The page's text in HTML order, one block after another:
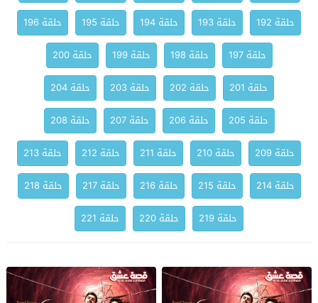
حلقة 192
حلقة 193 حلقة 194 حلقة 195
حلقة 196
حلقة 197
حلقة 198 حلقة 199
حلقة 200
حلقة 201
حلقة 202 حلقة 203
حلقة 204
حلقة 205
حلقة 206 حلقة 207
حلقة 208
حلقة 209
حلقة 210 حلقة 211 حلقة 212
حلقة 213
حلقة 214
حلقة 215 حلقة 216 حلقة 217
حلقة 218
حلقة 219
حلقة 220 حلقة 221